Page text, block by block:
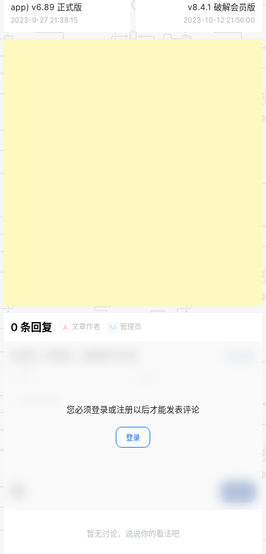
app) v6.89 正式版
2023-9-27 21:38:15
v8.4.1 破解会员版
2023-10-12 21:56:00
0 条回复 A 文章作者 M 管理员
您必须登录或注册以后才能发表评论
登录
暂无讨论，说说你的看法吧